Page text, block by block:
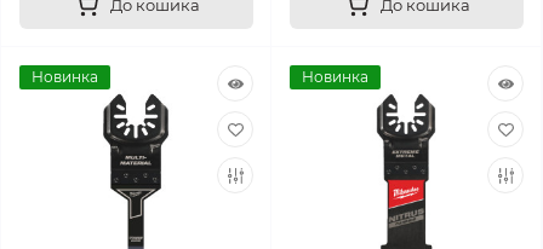
До кошика До кошика
Новинка Новинка